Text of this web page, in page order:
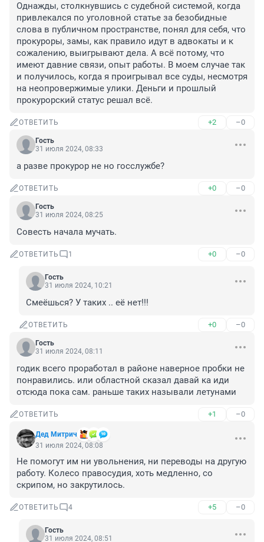
Однажды, столкнувшись с судебной системой, когда
привлекался по уголовной статье за безобидные
слова в публичном пространстве, понял для себя, что
прокуроры, замы, как правило идут в адвокаты и к
сожалению, выигрывают дела. А всё потому, что
имеют давние связи, опыт работы. В моем случае так
и получилось, когда я проигрывал все суды, несмотря
на неопровержимые улики. Деньги и прошлый
прокурорский статус решал всё.
ОТВЕТИТЬ +2 –0
Гость
31 июля 2024, 08:33
а разве прокурор не но госслужбе?
ОТВЕТИТЬ +0 –0
Гость
31 июля 2024, 08:25
Совесть начала мучать.
ОТВЕТИТЬ 1 +0 –0
Гость
31 июля 2024, 10:21
Смеёшься? У таких .. её нет!!!
ОТВЕТИТЬ +0 –0
Гость
31 июля 2024, 08:11
годик всего проработал в районе наверное пробки не
понравились. или областной сказал давай ка иди
отсюда пока сам. раньше таких называли летунами
ОТВЕТИТЬ +1 –0
Дед Митрич
31 июля 2024, 08:08
Не помогут им ни увольнения, ни переводы на другую
работу. Колесо правосудия, хоть медленно, со
скрипом, но закрутилось.
ОТВЕТИТЬ 4 +5 –0
Гость
31 июля 2024, 08:51